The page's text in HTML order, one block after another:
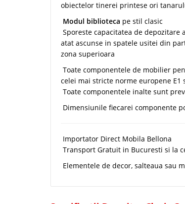
obiectelor tinerei printese ori
Modul biblioteca pe stil clasic
Sporeste capacitatea de depozitare
atat ascunse in spatele usitei din
zona superioara
Toate componentele de mobilier
celei mai stricte norme europene
Toate componentele inalte sunt
Dimensiunile fiecarei componente
Importator Direct Mobila Bellona
Transport Gratuit in Bucuresti si la
Elementele de decor, salteaua sau